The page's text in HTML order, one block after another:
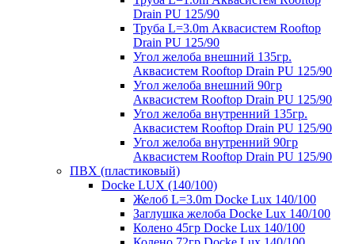
Drain PU 125/90
Труба L=3.0m Аквасистем Rooftop
Drain PU 125/90
Угол желоба внешний 135гр.
Аквасистем Rooftop Drain PU 125/90
Угол желоба внешний 90гр
Аквасистем Rooftop Drain PU 125/90
Угол желоба внутренний 135гр.
Аквасистем Rooftop Drain PU 125/90
Угол желоба внутренний 90гр
Аквасистем Rooftop Drain PU 125/90
ПВХ (пластиковый)
Docke LUX (140/100)
Желоб L=3.0m Docke Lux 140/100
Заглушка желоба Docke Lux 140/100
Колено 45гр Docke Lux 140/100